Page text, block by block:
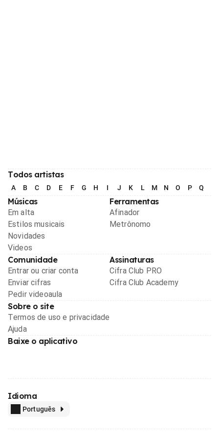
Todos artistas
A B C D E F G H I J K L M N O P Q
Músicas
Em alta
Estilos musicais
Novidades
Videos
Ferramentas
Afinador
Metrônomo
Comunidade
Entrar ou criar conta
Enviar cifras
Pedir videoaula
Assinaturas
Cifra Club PRO
Cifra Club Academy
Sobre o site
Termos de uso e privacidade
Ajuda
Baixe o aplicativo
Idioma
Português